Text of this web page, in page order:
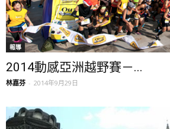
報導
2014動感亞洲越野賽－...
林嘉芬 - 2014年9月29日